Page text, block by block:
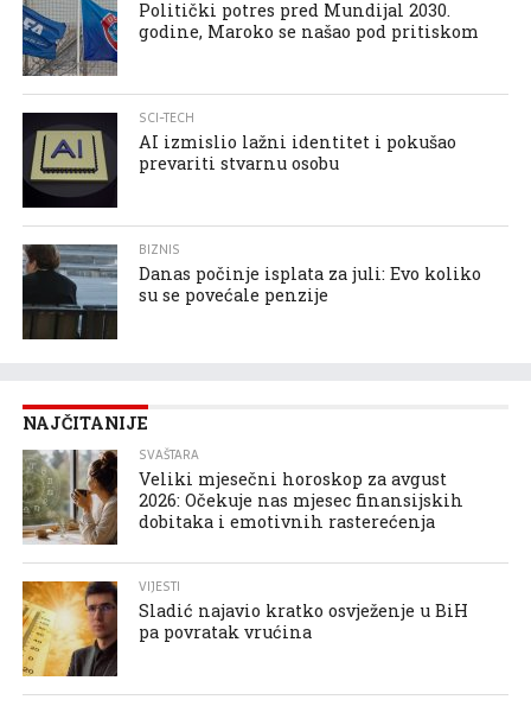
Politički potres pred Mundijal 2030.
godine, Maroko se našao pod pritiskom
SCI-TECH
AI izmislio lažni identitet i pokušao
prevariti stvarnu osobu
BIZNIS
Danas počinje isplata za juli: Evo koliko
su se povećale penzije
NAJČITANIJE
SVAŠTARA
Veliki mjesečni horoskop za avgust
2026: Očekuje nas mjesec finansijskih
dobitaka i emotivnih rasterećenja
VIJESTI
Sladić najavio kratko osvježenje u BiH
pa povratak vrućina